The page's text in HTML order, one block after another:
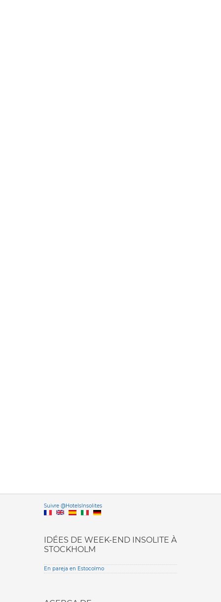
Suivre @HotelsInsolitesVersione
IDÉES DE WEEK-END INSOLITE À
STOCKHOLM
En pareja en Estocolmo